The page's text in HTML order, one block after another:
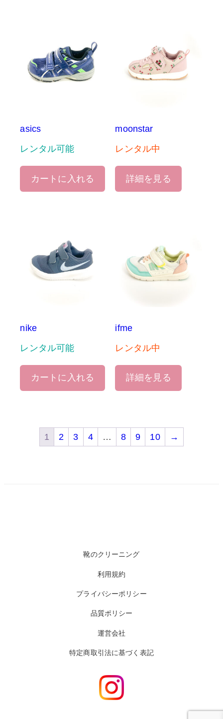
asics
レンタル可能
カートに入れる
moonstar
レンタル中
詳細を見る
nike
レンタル可能
カートに入れる
ifme
レンタル中
詳細を見る
1 2 3 4 … 8 9 10 →
靴のクリーニング
利用規約
プライバシーポリシー
品質ポリシー
運営会社
特定商取引法に基づく表記